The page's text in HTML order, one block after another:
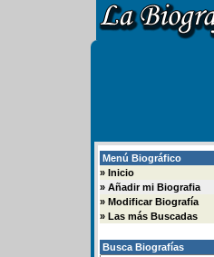
Menú Biográfico
» Inicio
» Añadir mi Biografia
» Modificar Biografía
» Las más Buscadas
Busca Biografías